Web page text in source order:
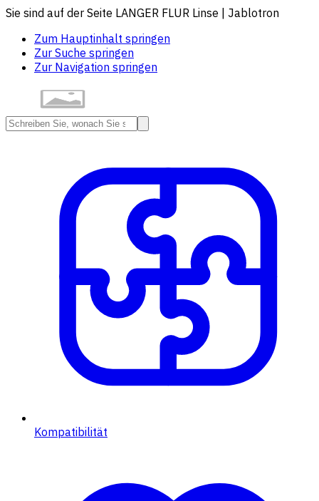
Sie sind auf der Seite LANGER FLUR Linse | Jablotron
Zum Hauptinhalt springen
Zur Suche springen
Zur Navigation springen
Kompatibilität